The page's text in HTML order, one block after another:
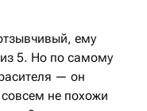
ему
из 5. Но по самому
— он
не похожи